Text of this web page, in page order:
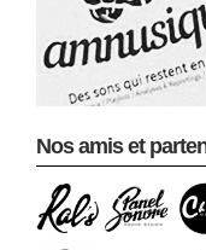
Nos amis et